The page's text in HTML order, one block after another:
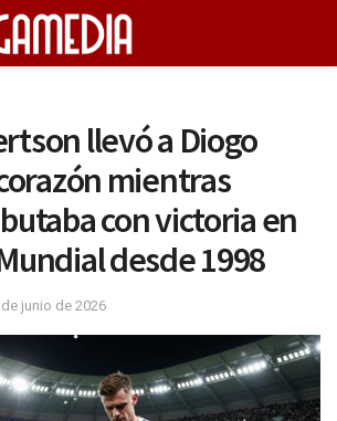
llevó a Diogo
mientras
con victoria en
desde 1998
de junio de 2026